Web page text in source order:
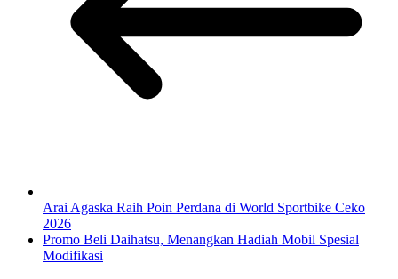
Arai Agaska Raih Poin Perdana di World Sportbike Ceko
2026
Promo Beli Daihatsu, Menangkan Hadiah Mobil Spesial
Modifikasi